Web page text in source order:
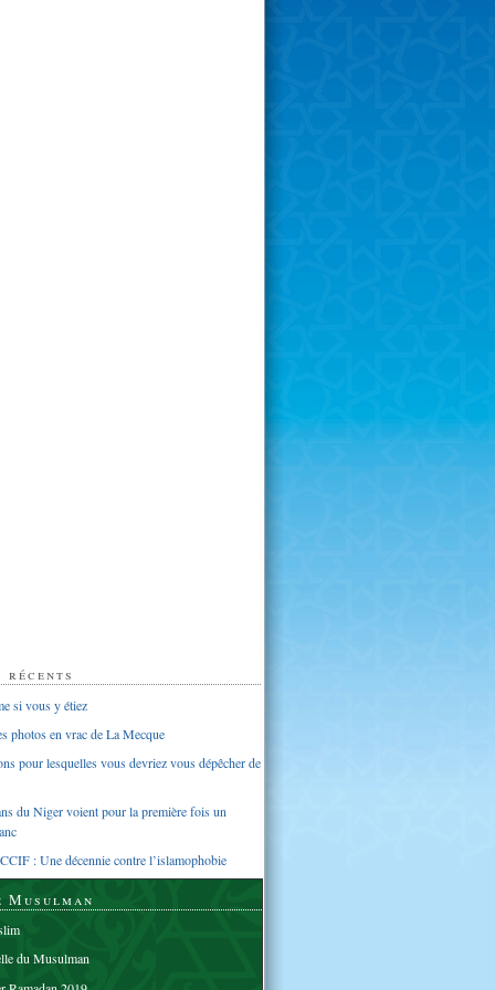
si vous y étiez
photos en vrac de La Mecque
pour lesquelles vous devriez vous dépêcher de
du Niger voient pour la première fois un
: Une décennie contre l’islamophobie
Musulman
du Musulman